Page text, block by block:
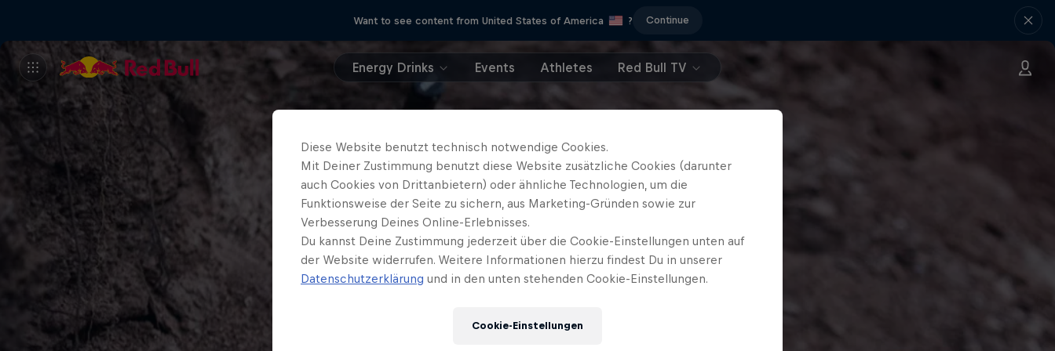
Want to see content from United States of America ? Continue
Energy Drinks Events Athletes Red Bull TV
Diese Website benutzt technisch notwendige Cookies.
Mit Deiner Zustimmung benutzt diese Website zusätzliche Cookies (darunter
auch Cookies von Drittanbietern) oder ähnliche Technologien, um die
Funktionsweise der Seite zu sichern, aus Marketing-Gründen sowie zur
Verbesserung Deines Online-Erlebnisses.
Du kannst Deine Zustimmung jederzeit über die Cookie-Einstellungen unten auf
der Website widerrufen. Weitere Informationen hierzu findest Du in unserer
Datenschutzerklärung und in den unten stehenden Cookie-Einstellungen.
Cookie-Einstellungen